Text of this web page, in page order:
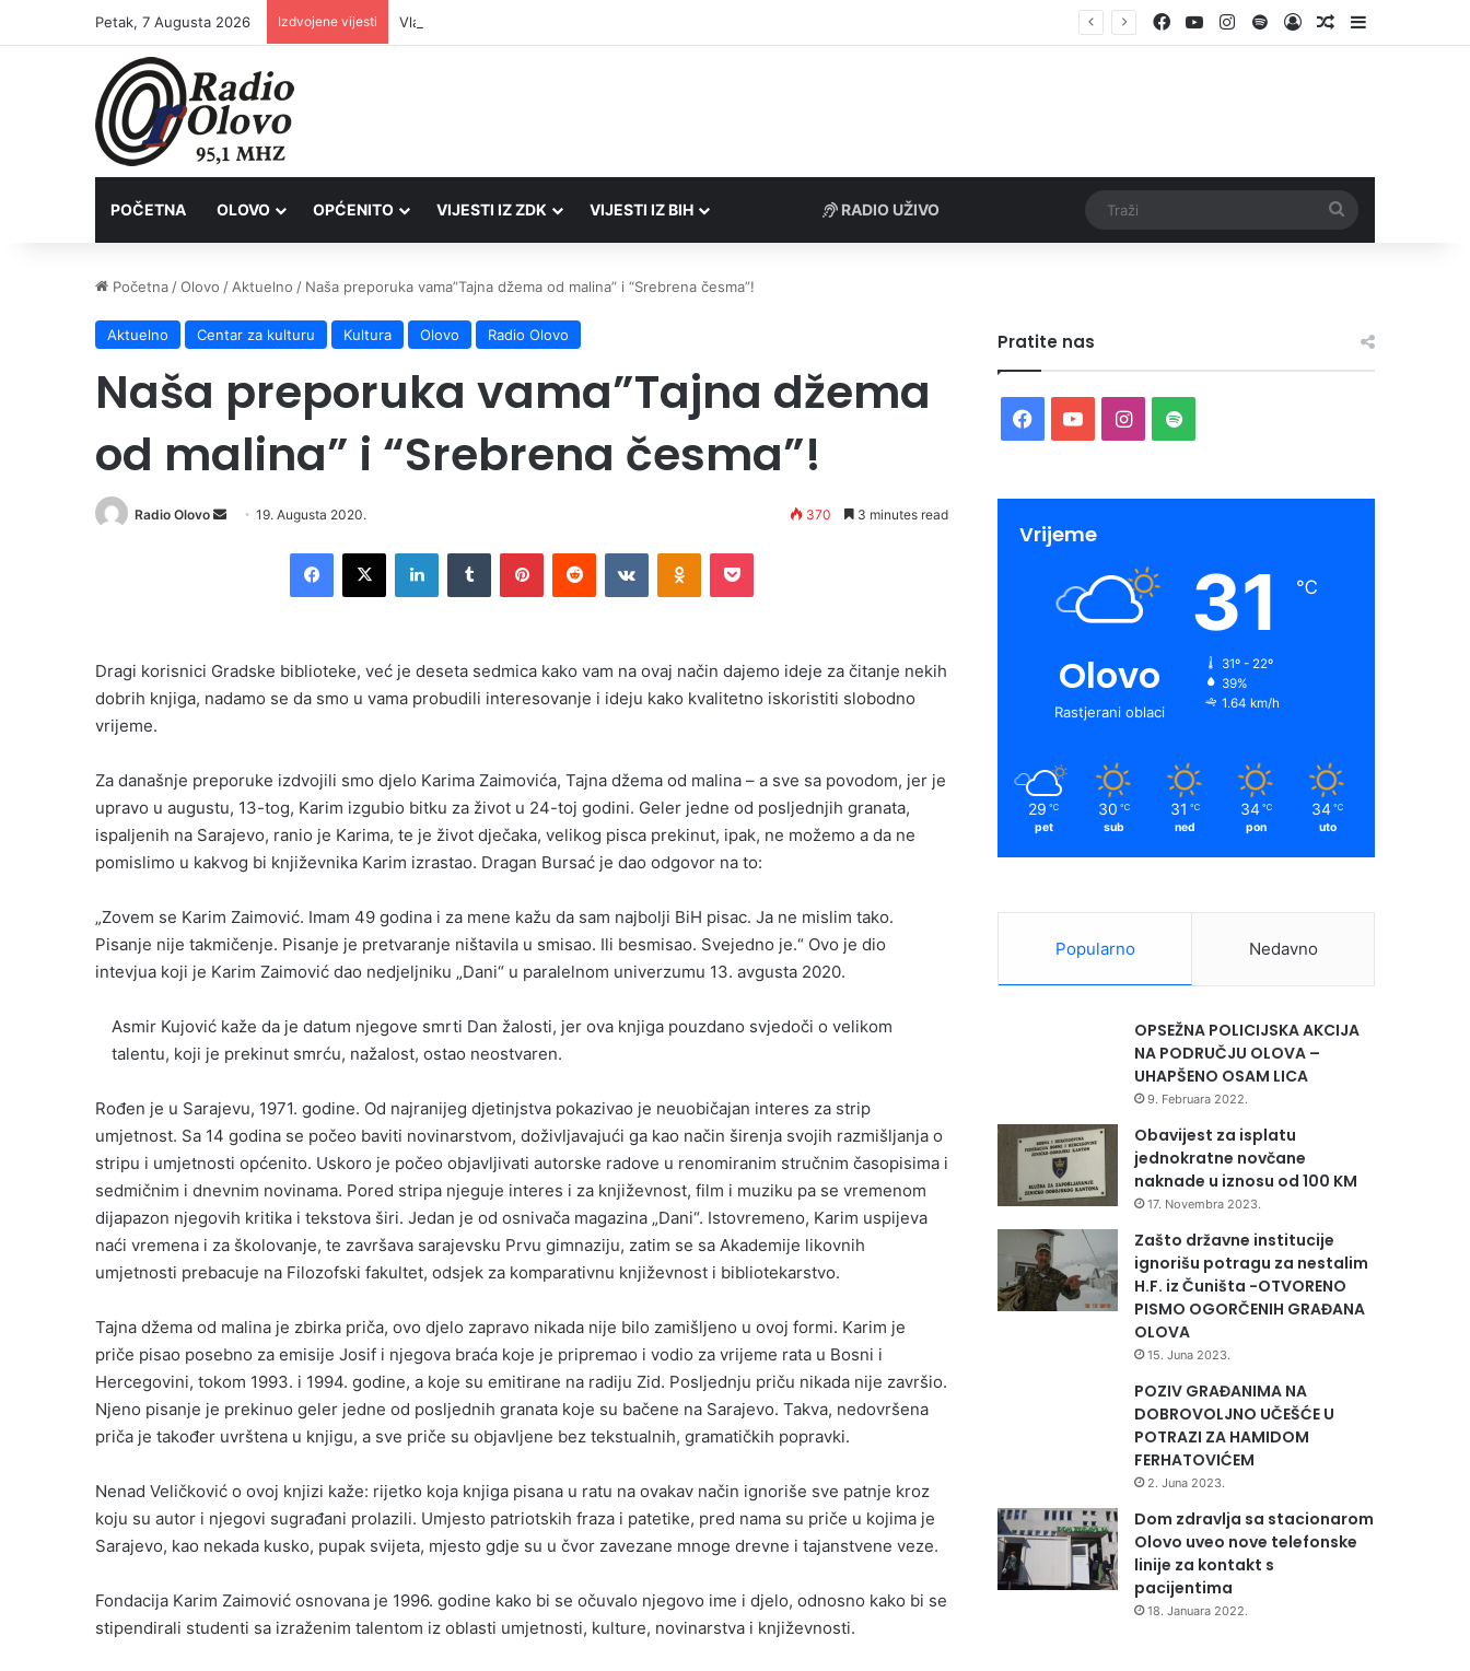
Petak, 7 Augusta 2026 Izdvojene vijesti Facebook
YouTubeInstagram
SpotifyLog InRandom Article
Sidebar
POČETNA OLOVO OPĆENITO VIJESTI IZ ZDK VIJESTI IZ BIH RADIO UŽIVO
Početna /Olovo / Aktuelno / Naša preporuka vama”Tajna džema od malina” i “Srebrena česma”!
Aktuelno Centar za kulturu Kultura Olovo Radio Olovo
Naša preporuka vama”Tajna džema
od malina” i “Srebrena česma”!
Radio Olovo
Send19. Augusta 2020. 370 3 minutes read
Facebook
X LinkedInTumblr PinterestReddit VKontakteOdnoklassniki
Pocket
Dragi korisnici Gradske biblioteke, već je deseta sedmica kako vam na ovaj način dajemo ideje za čitanje nekih
dobrih knjiga, nadamo se da smo u vama probudili interesovanje i ideju kako kvalitetno iskoristiti slobodno
vrijeme.
Za današnje preporuke izdvojili smo djelo Karima Zaimovića, Tajna džema od malina – a sve sa povodom, jer je
upravo u augustu, 13-tog, Karim izgubio bitku za život u 24-toj godini. Geler jedne od posljednjih granata,
ispaljenih na Sarajevo, ranio je Karima, te je život dječaka, velikog pisca prekinut, ipak, ne možemo a da ne
pomislimo u kakvog bi književnika Karim izrastao. Dragan Bursać je dao odgovor na to:
„Zovem se Karim Zaimović. Imam 49 godina i za mene kažu da sam najbolji BiH pisac. Ja ne mislim tako.
Pisanje nije takmičenje. Pisanje je pretvaranje ništavila u smisao. Ili besmisao. Svejedno je.“ Ovo je dio
intevjua koji je Karim Zaimović dao nedjeljniku „Dani“ u paralelnom univerzumu 13. avgusta 2020.
Asmir Kujović kaže da je datum njegove smrti Dan žalosti, jer ova knjiga pouzdano svjedoči o velikom
talentu, koji je prekinut smrću, nažalost, ostao neostvaren.
Rođen je u Sarajevu, 1971. godine. Od najranijeg djetinjstva pokazivao je neuobičajan interes za strip
umjetnost. Sa 14 godina se počeo baviti novinarstvom, doživljavajući ga kao način širenja svojih razmišljanja o
stripu i umjetnosti općenito. Uskoro je počeo objavljivati autorske radove u renomiranim stručnim časopisima i
sedmičnim i dnevnim novinama. Pored stripa njeguje interes i za književnost, film i muziku pa se vremenom
dijapazon njegovih kritika i tekstova širi. Jedan je od osnivača magazina „Dani“. Istovremeno, Karim uspijeva
naći vremena i za školovanje, te završava sarajevsku Prvu gimnaziju, zatim se sa Akademije likovnih
umjetnosti prebacuje na Filozofski fakultet, odsjek za komparativnu književnost i bibliotekarstvo.
Tajna džema od malina je zbirka priča, ovo djelo zapravo nikada nije bilo zamišljeno u ovoj formi. Karim je
priče pisao posebno za emisije Josif i njegova braća koje je pripremao i vodio za vrijeme rata u Bosni i
Hercegovini, tokom 1993. i 1994. godine, a koje su emitirane na radiju Zid. Posljednju priču nikada nije završio.
Njeno pisanje je prekinuo geler jedne od posljednih granata koje su bačene na Sarajevo. Takva, nedovršena
priča je također uvrštena u knjigu, a sve priče su objavljene bez tekstualnih, gramatičkih popravki.
Nenad Veličković o ovoj knjizi kaže: rijetko koja knjiga pisana u ratu na ovakav način ignoriše sve patnje kroz
koju su autor i njegovi sugrađani prolazili. Umjesto patriotskih fraza i patetike, pred nama su priče u kojima je
Sarajevo, kao nekada kusko, pupak svijeta, mjesto gdje su u čvor zavezane mnoge drevne i tajanstvene veze.
Fondacija Karim Zaimović osnovana je 1996. godine kako bi se očuvalo njegovo ime i djelo, odnosno kako bi se
stipendirali studenti sa izraženim talentom iz oblasti umjetnosti, kulture, novinarstva i književnosti.
Pratite nas
Facebook
YouTubeInstagram
Spotify
Vrijeme
Olovo
Rastjerani oblaci
31 ℃
31º - 22º
39%
1.64 km/h
29 ℃
pet
30 ℃
sub
31 ℃
ned
34 ℃
pon
34 ℃
uto
Popularno Nedavno
OPSEŽNA POLICIJSKA AKCIJA
NA PODRUČJU OLOVA –
UHAPŠENO OSAM LICA
9. Februara 2022.
Obavijest za isplatu
jednokratne novčane
naknade u iznosu od 100 KM
17. Novembra 2023.
Zašto državne institucije
ignorišu potragu za nestalim
H.F. iz Čuništa -OTVORENO
PISMO OGORČENIH GRAĐANA
OLOVA
15. Juna 2023.
POZIV GRAĐANIMA NA
DOBROVOLJNO UČEŠĆE U
POTRAZI ZA HAMIDOM
FERHATOVIĆEM
2. Juna 2023.
Dom zdravlja sa stacionarom
Olovo uveo nove telefonske
linije za kontakt s
pacijentima
18. Januara 2022.